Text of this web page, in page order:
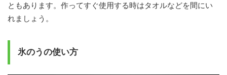
ともあります。作ってすぐ使用する時はタオルなどを間にい
れましょう。
氷のうの使い方